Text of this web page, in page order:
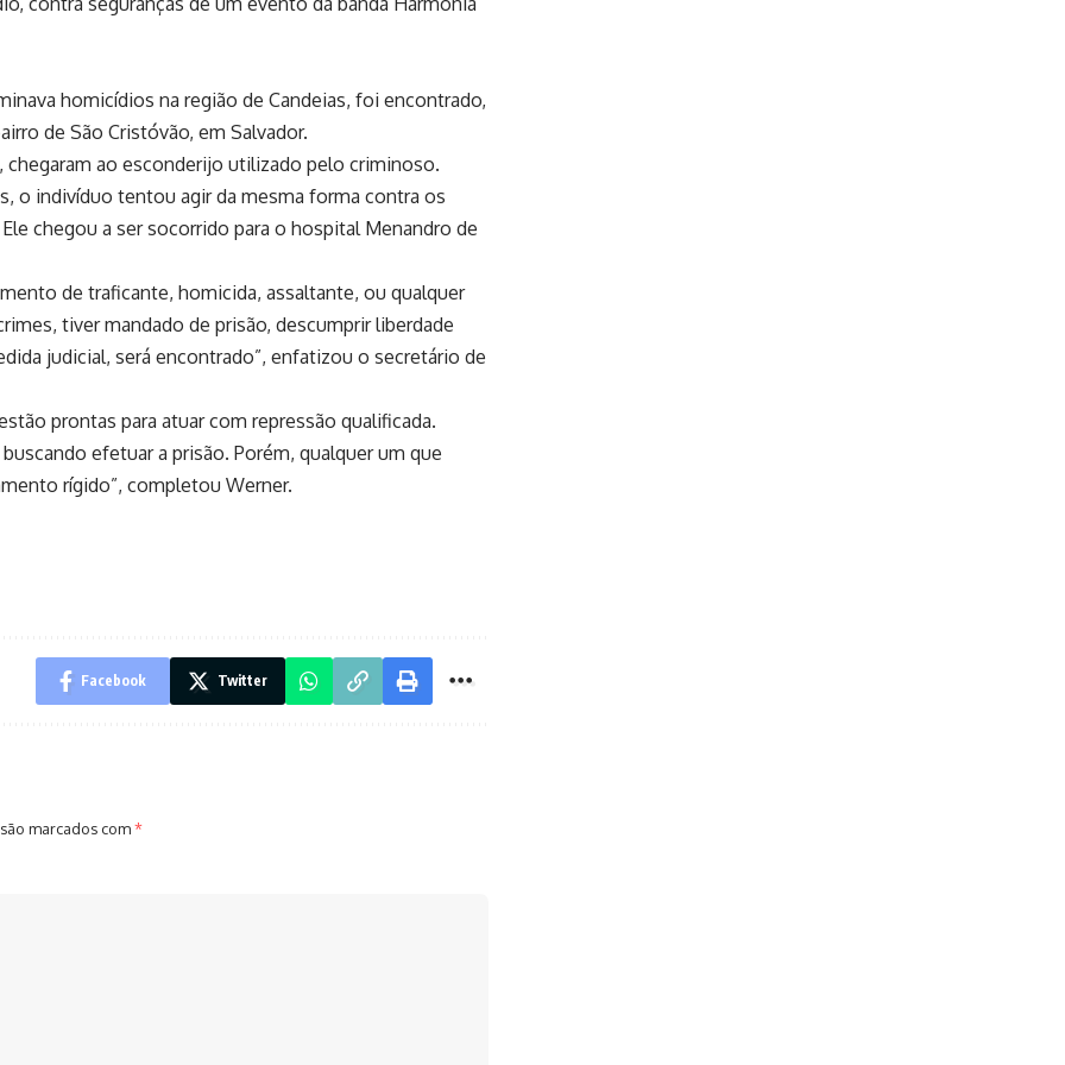
homicídios na região de Candeias, foi encontrado,
de São Cristóvão, em Salvador.
chegaram ao esconderijo utilizado pelo criminoso.
o indivíduo tentou agir da mesma forma contra os
chegou a ser socorrido para o hospital Menandro de
de traficante, homicida, assaltante, ou qualquer
tiver mandado de prisão, descumprir liberdade
judicial, será encontrado”, enfatizou o secretário de
prontas para atuar com repressão qualificada.
efetuar a prisão. Porém, qualquer um que
rígido”, completou Werner.
Facebook Twitter
marcados com*